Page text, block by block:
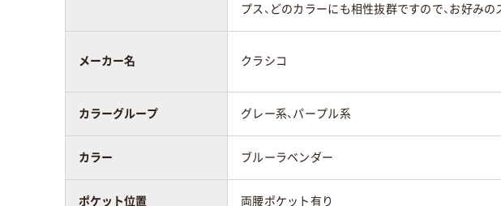
プス、どのカラーにも相性抜群ですので、お好み
メーカー名 クラシコ
カラーグループ グレー系、パープル系
カラー ブルーラベンダー
ポケット位置 両腰ポケット有り